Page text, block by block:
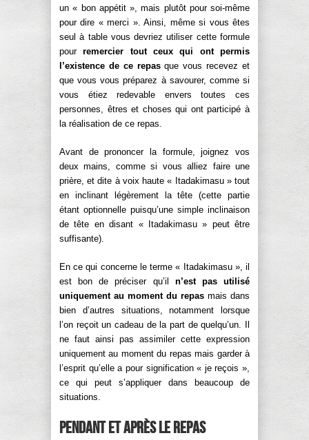
un « bon appétit », mais plutôt pour soi-même
pour dire « merci ». Ainsi, même si vous êtes
seul à table vous devriez utiliser cette formule
pourremercier tout ceux qui ont permis
l’existence de ce repasque vous recevez et
que vous vous préparez à savourer, comme si
vous étiez redevable envers toutes ces
personnes, êtres et choses qui ont participé à
la réalisation de ce repas.
Avant de prononcer la formule, joignez vos
deux mains, comme si vous alliez faire une
prière, et dite à voix haute « Itadakimasu » tout
en inclinant légèrement la tête (cette partie
étant optionnelle puisqu’une simple inclinaison
de tête en disant « Itadakimasu » peut être
suffisante).
En ce qui concerne le terme « Itadakimasu », il
est bon de préciser qu’il n’est pas utilisé
uniquement au moment du repas mais dans
bien d’autres situations, notamment lorsque
l’on reçoit un cadeau de la part de quelqu’un. Il
ne faut ainsi pas assimiler cette expression
uniquement au moment du repas mais garder à
l’esprit qu’elle a pour signification « je reçois »,
ce qui peut s’appliquer dans beaucoup de
situations.
Pendant et après le repas